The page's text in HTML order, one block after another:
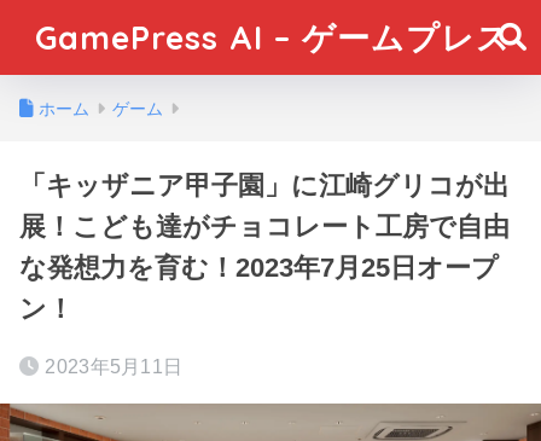
GamePress AI – ゲームプレス
ホーム ゲーム
「キッザニア甲子園」に江崎グリコが出
展！こども達がチョコレート工房で自由
な発想力を育む！2023年7月25日オープ
ン！
2023年5月11日